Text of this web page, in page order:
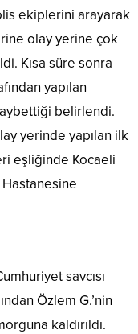
ekiplerini arayarak
olay yerine çok
Kısa süre sonra
yapılan
belirlendi.
yerinde yapılan ilk
eşliğinde Kocaeli
savcısı
Özlem G.’nin
kaldırıldı.